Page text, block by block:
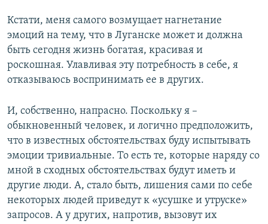
Кстати, меня самого возмущает нагнетание
эмоций на тему, что в Луганске может и должна
быть сегодня жизнь богатая, красивая и
роскошная. Улавливая эту потребность в себе, я
отказываюсь воспринимать ее в других.
И, собственно, напрасно. Поскольку я –
обыкновенный человек, и логично предположить,
что в известных обстоятельствах буду испытывать
эмоции тривиальные. То есть те, которые наряду со
мной в сходных обстоятельствах будут иметь и
другие люди. А, стало быть, лишения сами по себе
некоторых людей приведут к «усушке и утруске»
запросов. А у других, напротив, вызовут их